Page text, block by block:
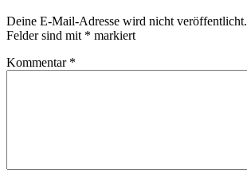
Deine E-Mail-Adresse wird nicht veröffentlicht.
Felder sind mit * markiert
Kommentar *